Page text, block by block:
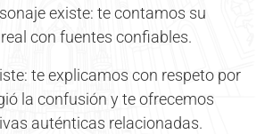
existe: te contamos su
con fuentes confiables.
te explicamos con respeto por
la confusión y te ofrecemos
auténticas relacionadas.